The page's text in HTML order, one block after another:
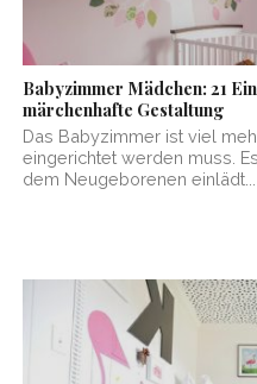
Babyzimmer Mädchen: 21
märchenhafte Gestaltung
Das Babyzimmer ist viel
eingerichtet werden muss.
dem Neugeborenen einlädt...